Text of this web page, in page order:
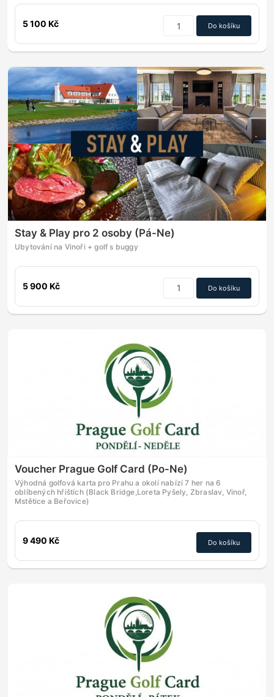
5 100 Kč Do košíku
Stay & Play pro 2 osoby (Pá-Ne)
Ubytování na Vinoři + golf s buggy
5 900 Kč Do košíku
Voucher Prague Golf Card (Po-Ne)
Výhodná golfová karta pro Prahu a okolí nabízí 7 her na 6
oblíbených hřištích (Black Bridge,Loreta Pyšely, Zbraslav, Vinoř,
Mstětice a Beřovice)
9 490 Kč Do košíku